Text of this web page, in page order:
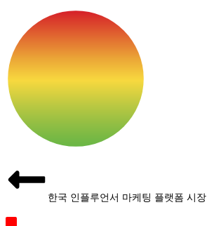
한국 인플루언서 마케팅 플랫폼 시장